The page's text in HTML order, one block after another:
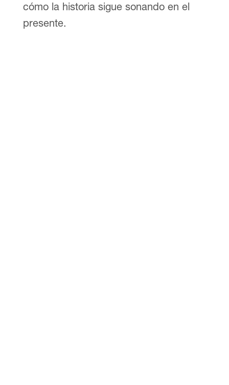
cómo la historia sigue sonando en el
presente.